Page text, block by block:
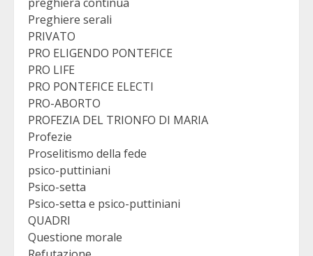
Preghiere serali
PRIVATO
PRO ELIGENDO PONTEFICE
PRO LIFE
PRO PONTEFICE ELECTI
PRO-ABORTO
PROFEZIA DEL TRIONFO DI MARIA
Profezie
Proselitismo della fede
psico-puttiniani
Psico-setta
Psico-setta e psico-puttiniani
QUADRI
Questione morale